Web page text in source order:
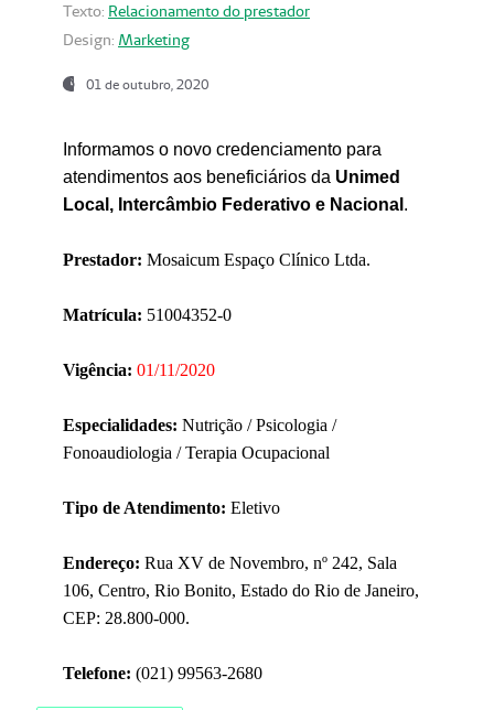
Texto: Relacionamento do prestador
Design: Marketing
01 de outubro, 2020
Informamos o novo credenciamento para
atendimentos aos beneficiários da Unimed
Local, Intercâmbio Federativo e Nacional .
Prestador: Mosaicum Espaço Clínico Ltda.
Matrícula: 51004352-0
Vigência: 01/11/2020
Especialidades: Nutrição / Psicologia /
Fonoaudiologia / Terapia Ocupacional
Tipo de Atendimento: Eletivo
Endereço: Rua XV de Novembro, nº 242, Sala
106, Centro, Rio Bonito, Estado do Rio de Janeiro,
CEP: 28.800-000.
Telefone: (021) 99563-2680